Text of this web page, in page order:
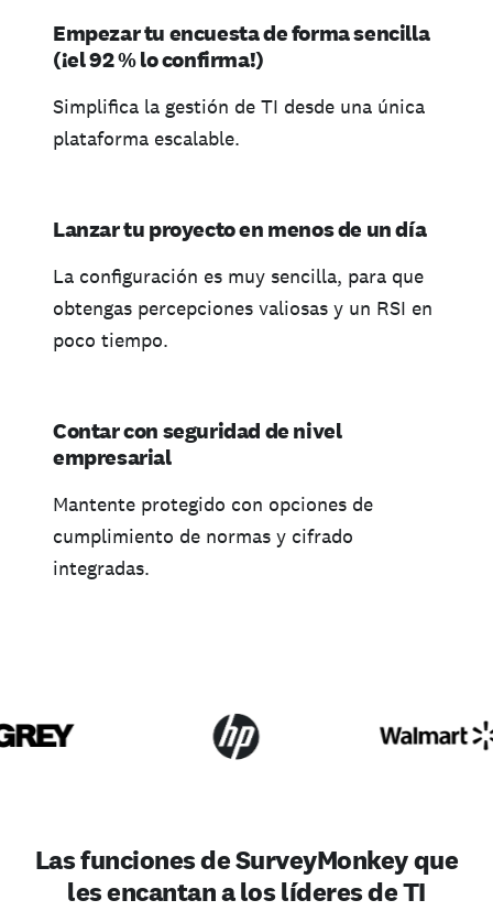
Empezar tu encuesta de forma sencilla
(¡el 92 % lo confirma!)
Simplifica la gestión de TI desde una única
plataforma escalable.
Lanzar tu proyecto en menos de un día
La configuración es muy sencilla, para que
obtengas percepciones valiosas y un RSI en
poco tiempo.
Contar con seguridad de nivel
empresarial
Mantente protegido con opciones de
cumplimiento de normas y cifrado
integradas.
Las funciones de SurveyMonkey que
les encantan a los líderes de TI